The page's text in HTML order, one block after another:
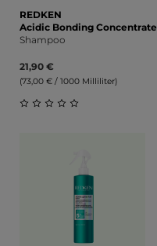
REDKEN
Acidic Bonding Concentrate
Shampoo
21,90 €
(73,00 € / 1000 Milliliter)